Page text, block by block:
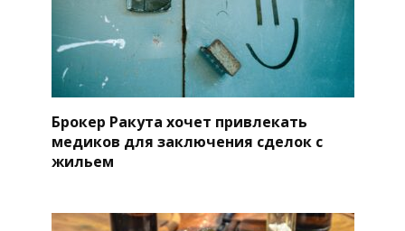
Брокер Ракута хочет привлекать
медиков для заключения сделок с
жильем